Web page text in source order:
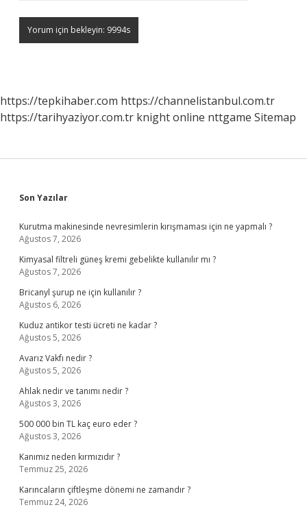
https://tepkihaber.com https://channelistanbul.com.tr
https://tarihyaziyor.com.tr knight online nttgame Sitemap
Sidebar
Son Yazılar
Kurutma makinesinde nevresimlerin kırışmaması için ne yapmalı ?
Ağustos 7, 2026
Kimyasal filtreli güneş kremi gebelikte kullanılır mı ?
Ağustos 7, 2026
Bricanyl şurup ne için kullanılır ?
Ağustos 6, 2026
Kuduz antikor testi ücreti ne kadar ?
Ağustos 5, 2026
Avarız Vakfı nedir ?
Ağustos 5, 2026
Ahlak nedir ve tanımı nedir ?
Ağustos 3, 2026
500 000 bin TL kaç euro eder ?
Ağustos 3, 2026
Kanımız neden kırmızıdır ?
Temmuz 25, 2026
Karıncaların çiftleşme dönemi ne zamandır ?
Temmuz 24, 2026